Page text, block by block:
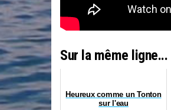
Sur la même ligne...
Heureux comme un Tonton
sur l'eau